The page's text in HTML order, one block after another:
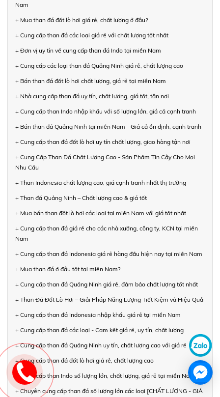
Nam
+ Mua than đá đốt lò hơi giá rẻ, chất lượng ở đâu?
+ Cung cấp than đá các loại giá rẻ với chất lượng tốt nhất
+ Đơn vị uy tín về cung cấp than đá Indo tại miền Nam
+ Cung cấp các loại than đá Quảng Ninh giá rẻ, chất lượng cao
+ Bán than đá đốt lò hơi chất lượng, giá rẻ tại miền Nam
+ Nhà cung cấp than đá uy tín, chất lượng, giá tốt, tận nơi
+ Cung cấp than Indo nhập khẩu với số lượng lớn, giá cả cạnh tranh
+ Bán than đá Quảng Ninh tại miền Nam - Giá cả ổn định, cạnh tranh
+ Cung cấp than đá đốt lò hơi uy tín chất lượng, giao hàng tận nơi
+ Cung Cấp Than Đá Chất Lượng Cao - Sản Phẩm Tin Cậy Cho Mọi
Nhu Cầu
+ Than Indonesia chất lượng cao, giá cạnh tranh nhất thị trường
+ Than đá Quảng Ninh – Chất lượng cao & giá tốt
+ Mua bán than đốt lò hơi các loại tại miền Nam với giá tốt nhất
+ Cung cấp than đá giá rẻ cho các nhà xưởng, công ty, KCN tại miền
Nam
+ Cung cấp than đá Indonesia giá rẻ hàng đầu hiện nay tại miền Nam
+ Mua than đá ở đâu tốt tại miền Nam?
+ Cung cấp than đá Quảng Ninh giá rẻ, đảm bảo chất lượng tốt nhất
+ Than Đá Đốt Lò Hơi – Giải Pháp Năng Lượng Tiết Kiệm và Hiệu Quả
+ Cung cấp than đá Indonesia nhập khẩu giá rẻ tại miền Nam
+ Cung cấp than đá các loại - Cam kết giá rẻ, uy tín, chất lượng
+ Cung cấp than đá Quảng Ninh uy tín, chất lượng cao với giá rẻ
+ Cung cấp than đá đốt lò hơi giá rẻ, chất lượng cao
+ Cung cấp than Indo số lượng lớn, chất lượng, giá rẻ tại miền Nam
+ Chuyên cung cấp than đá số lượng lớn các loại [CHẤT LƯỢNG - GIÁ